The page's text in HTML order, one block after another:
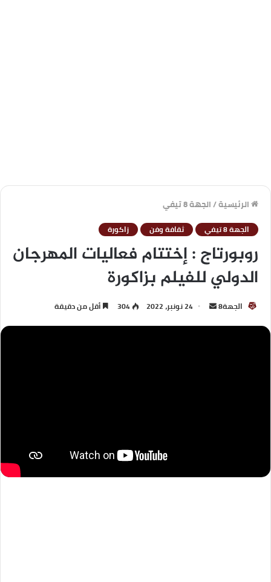
الرئيسية/الجهة 8 تيفي
الجهة 8 تيفي ثقافة وفن زاكورة
روبورتاج : إختتام فعاليات المهرجان
الدولي للفيلم بزاكورة
الجهة8 24 نونبر، 2022 304 أقل من دقيقة